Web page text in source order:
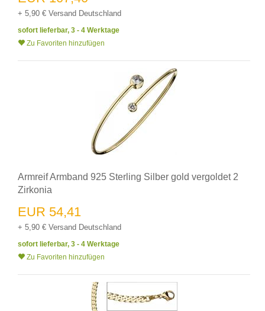
+ 5,90 € Versand Deutschland
sofort lieferbar, 3 - 4 Werktage
Zu Favoriten hinzufügen
Armreif Armband 925 Sterling Silber gold vergoldet 2
Zirkonia
EUR 54,41
+ 5,90 € Versand Deutschland
sofort lieferbar, 3 - 4 Werktage
Zu Favoriten hinzufügen